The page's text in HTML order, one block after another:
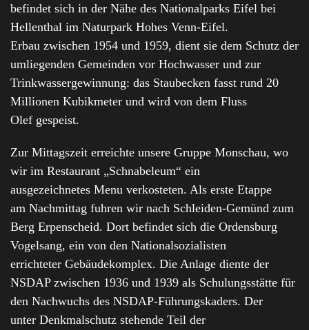
befindet sich in der Nähe des Nationalparks Eifel bei
Hellenthal im Naturpark Hohes Venn-Eifel.
Erbau zwischen 1954 und 1959, dient sie dem Schutz der
umliegenden Gemeinden vor Hochwasser und zur
Trinkwassergewinnung: das Staubecken fasst rund 20
Millionen Kubikmeter und wird von dem Fluss
Olef gespeist.
Zur Mittagszeit erreichte unsere Gruppe Monschau, wo
wir im Restaurant „Schnabeleum“ ein
ausgezeichnetes Menu verkosteten. Als erste Etappe
am Nachmittag fuhren wir nach Schleiden-Gemünd zum
Berg Erpenscheid. Dort befindet sich die Ordensburg
Vogelsang, ein von den Nationalsozialisten
errichteter Gebäudekomplex. Die Anlage diente der
NSDAP zwischen 1936 und 1939 als Schulungsstätte für
den Nachwuchs des NSDAP-Führungskaders. Der
unter Denkmalschutz stehende Teil der